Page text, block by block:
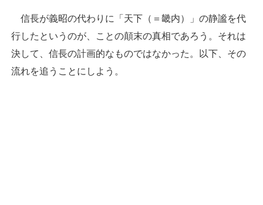
信長が義昭の代わりに「天下（＝畿内）」の静謐を代
行したというのが、ことの顛末の真相であろう。それは
決して、信長の計画的なものではなかった。以下、その
流れを追うことにしよう。